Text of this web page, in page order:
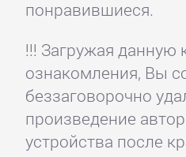
понравившиеся.
!!! Загружая данную
ознакомления, Вы
беззаговорочно
произведение
устройства после